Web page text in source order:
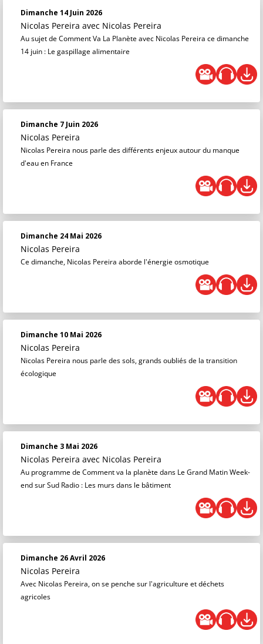
Dimanche 14 Juin 2026
Nicolas Pereira avec Nicolas Pereira
Au sujet de Comment Va La Planète avec Nicolas Pereira ce dimanche
14 juin : Le gaspillage alimentaire
Dimanche 7 Juin 2026
Nicolas Pereira
Nicolas Pereira nous parle des différents enjeux autour du manque
d'eau en France
Dimanche 24 Mai 2026
Nicolas Pereira
Ce dimanche, Nicolas Pereira aborde l'énergie osmotique
Dimanche 10 Mai 2026
Nicolas Pereira
Nicolas Pereira nous parle des sols, grands oubliés de la transition
écologique
Dimanche 3 Mai 2026
Nicolas Pereira avec Nicolas Pereira
Au programme de Comment va la planète dans Le Grand Matin Week-
end sur Sud Radio : Les murs dans le bâtiment
Dimanche 26 Avril 2026
Nicolas Pereira
Avec Nicolas Pereira, on se penche sur l'agriculture et déchets
agricoles